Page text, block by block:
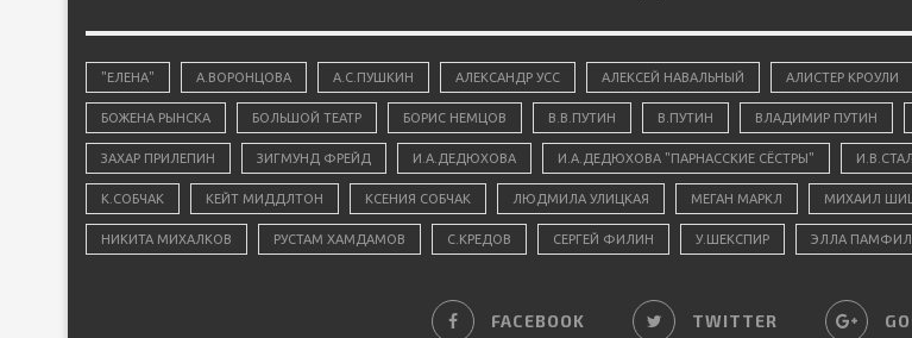
"ЕЛЕНА" А.ВОРОНЦОВА А.С.ПУШКИН АЛЕКСАНДР УСС АЛЕКСЕЙ НАВАЛЬНЫЙ АЛИСТЕР КРОУЛИ
БОЖЕНА РЫНСКА БОЛЬШОЙ ТЕАТР БОРИС НЕМЦОВ В.В.ПУТИН В.ПУТИН ВЛАДИМИР ПУТИН
ЗАХАР ПРИЛЕПИН ЗИГМУНД ФРЕЙД И.А.ДЕДЮХОВА И.А.ДЕДЮХОВА "ПАРНАССКИЕ СЁСТРЫ"
К.СОБЧАК КЕЙТ МИДДЛТОН КСЕНИЯ СОБЧАК ЛЮДМИЛА УЛИЦКАЯ МЕГАН МАРКЛ МИХАИЛ
НИКИТА МИХАЛКОВ РУСТАМ ХАМДАМОВ С.КРЕДОВ СЕРГЕЙ ФИЛИН У.ШЕКСПИР ЭЛЛА
FACEBOOK TWITTER